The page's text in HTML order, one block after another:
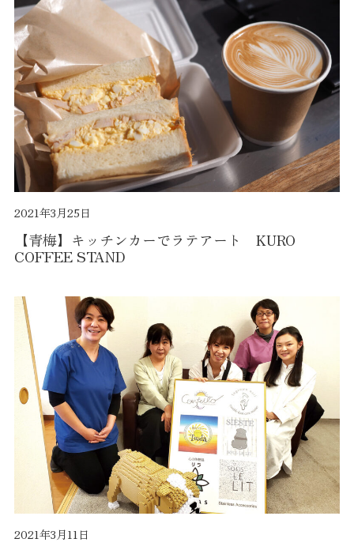
2021年3月25日
【青梅】キッチンカーでラテアート KURO
COFFEE STAND
2021年3月11日